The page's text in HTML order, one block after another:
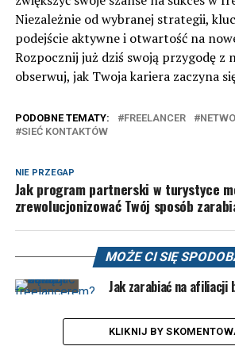
Niezależnie od wybranej strategii,
podejście aktywne i otwartość na
Rozpocznij już dziś swoją przygodę z
obserwuj, jak Twoja kariera zaczyna
PODOBNE TEMATY: FREELANCER
SIEĆ KONTAKTÓW
NIE PRZEGAP
Jak program partnerski w turystyce
zrewolucjonizować Twój sposób
MOŻE CI SIĘ
Jak zarabiać na afiliacji
KLIKNIJ BY